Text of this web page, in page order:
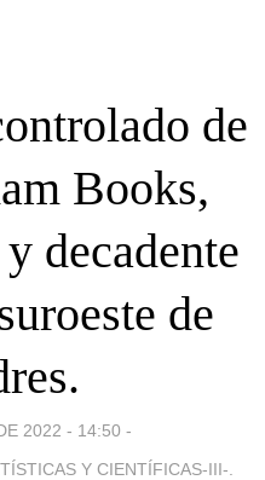
de
Books,
decadente
de
2022 - 14:50 -
Y CIENTÍFICAS-III-.